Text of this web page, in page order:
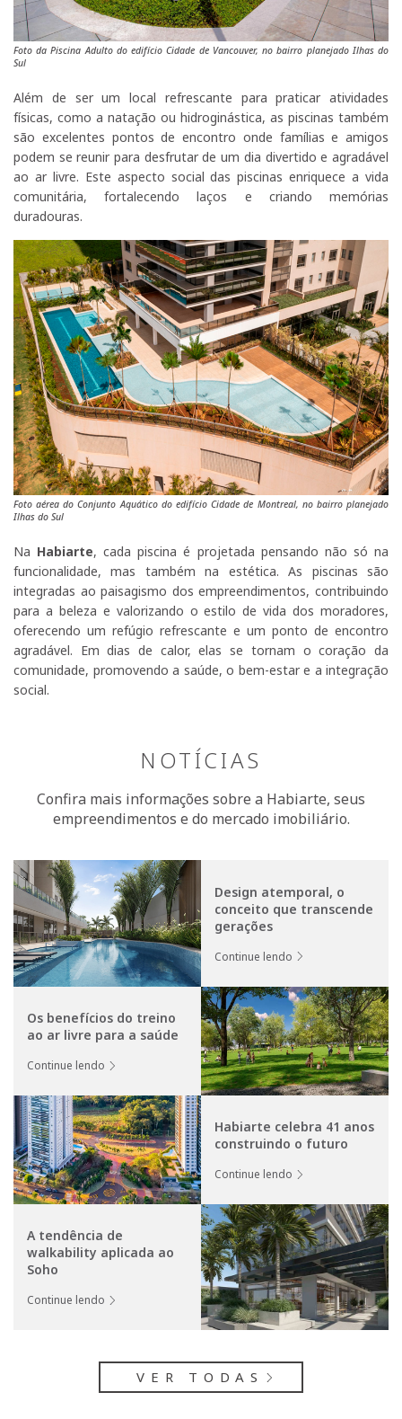
Foto da Piscina Adulto do edifício Cidade de Vancouver, no bairro planejado Ilhas do
Sul
Além de ser um local refrescante para praticar atividades
físicas, como a natação ou hidroginástica, as piscinas também
são excelentes pontos de encontro onde famílias e amigos
podem se reunir para desfrutar de um dia divertido e agradável
ao ar livre. Este aspecto social das piscinas enriquece a vida
comunitária, fortalecendo laços e criando memórias
duradouras.
Foto aérea do Conjunto Aquático do edifício Cidade de Montreal, no bairro planejado
Ilhas do Sul
Na Habiarte, cada piscina é projetada pensando não só na
funcionalidade, mas também na estética. As piscinas são
integradas ao paisagismo dos empreendimentos, contribuindo
para a beleza e valorizando o estilo de vida dos moradores,
oferecendo um refúgio refrescante e um ponto de encontro
agradável. Em dias de calor, elas se tornam o coração da
comunidade, promovendo a saúde, o bem-estar e a integração
social.
NOTÍCIAS
Confira mais informações sobre a Habiarte, seus
empreendimentos e do mercado imobiliário.
Design atemporal, o
conceito que transcende
gerações
Continue lendo
Os benefícios do treino
ao ar livre para a saúde
Continue lendo
Habiarte celebra 41 anos
construindo o futuro
Continue lendo
A tendência de
walkability aplicada ao
Soho
Continue lendo
VER TODAS